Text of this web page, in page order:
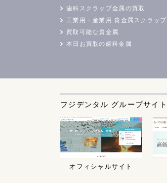
歯科スクラップ金属の買取
工業用・産業用 貴金属スクラップ
買取可能な貴金属
本日お買取の歯科金属
フジデンタル グループサイト
オフィシャルサイト